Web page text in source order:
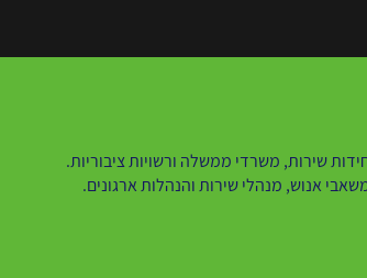
אנוש, מנהלי שירות והנהלות ארגונים.